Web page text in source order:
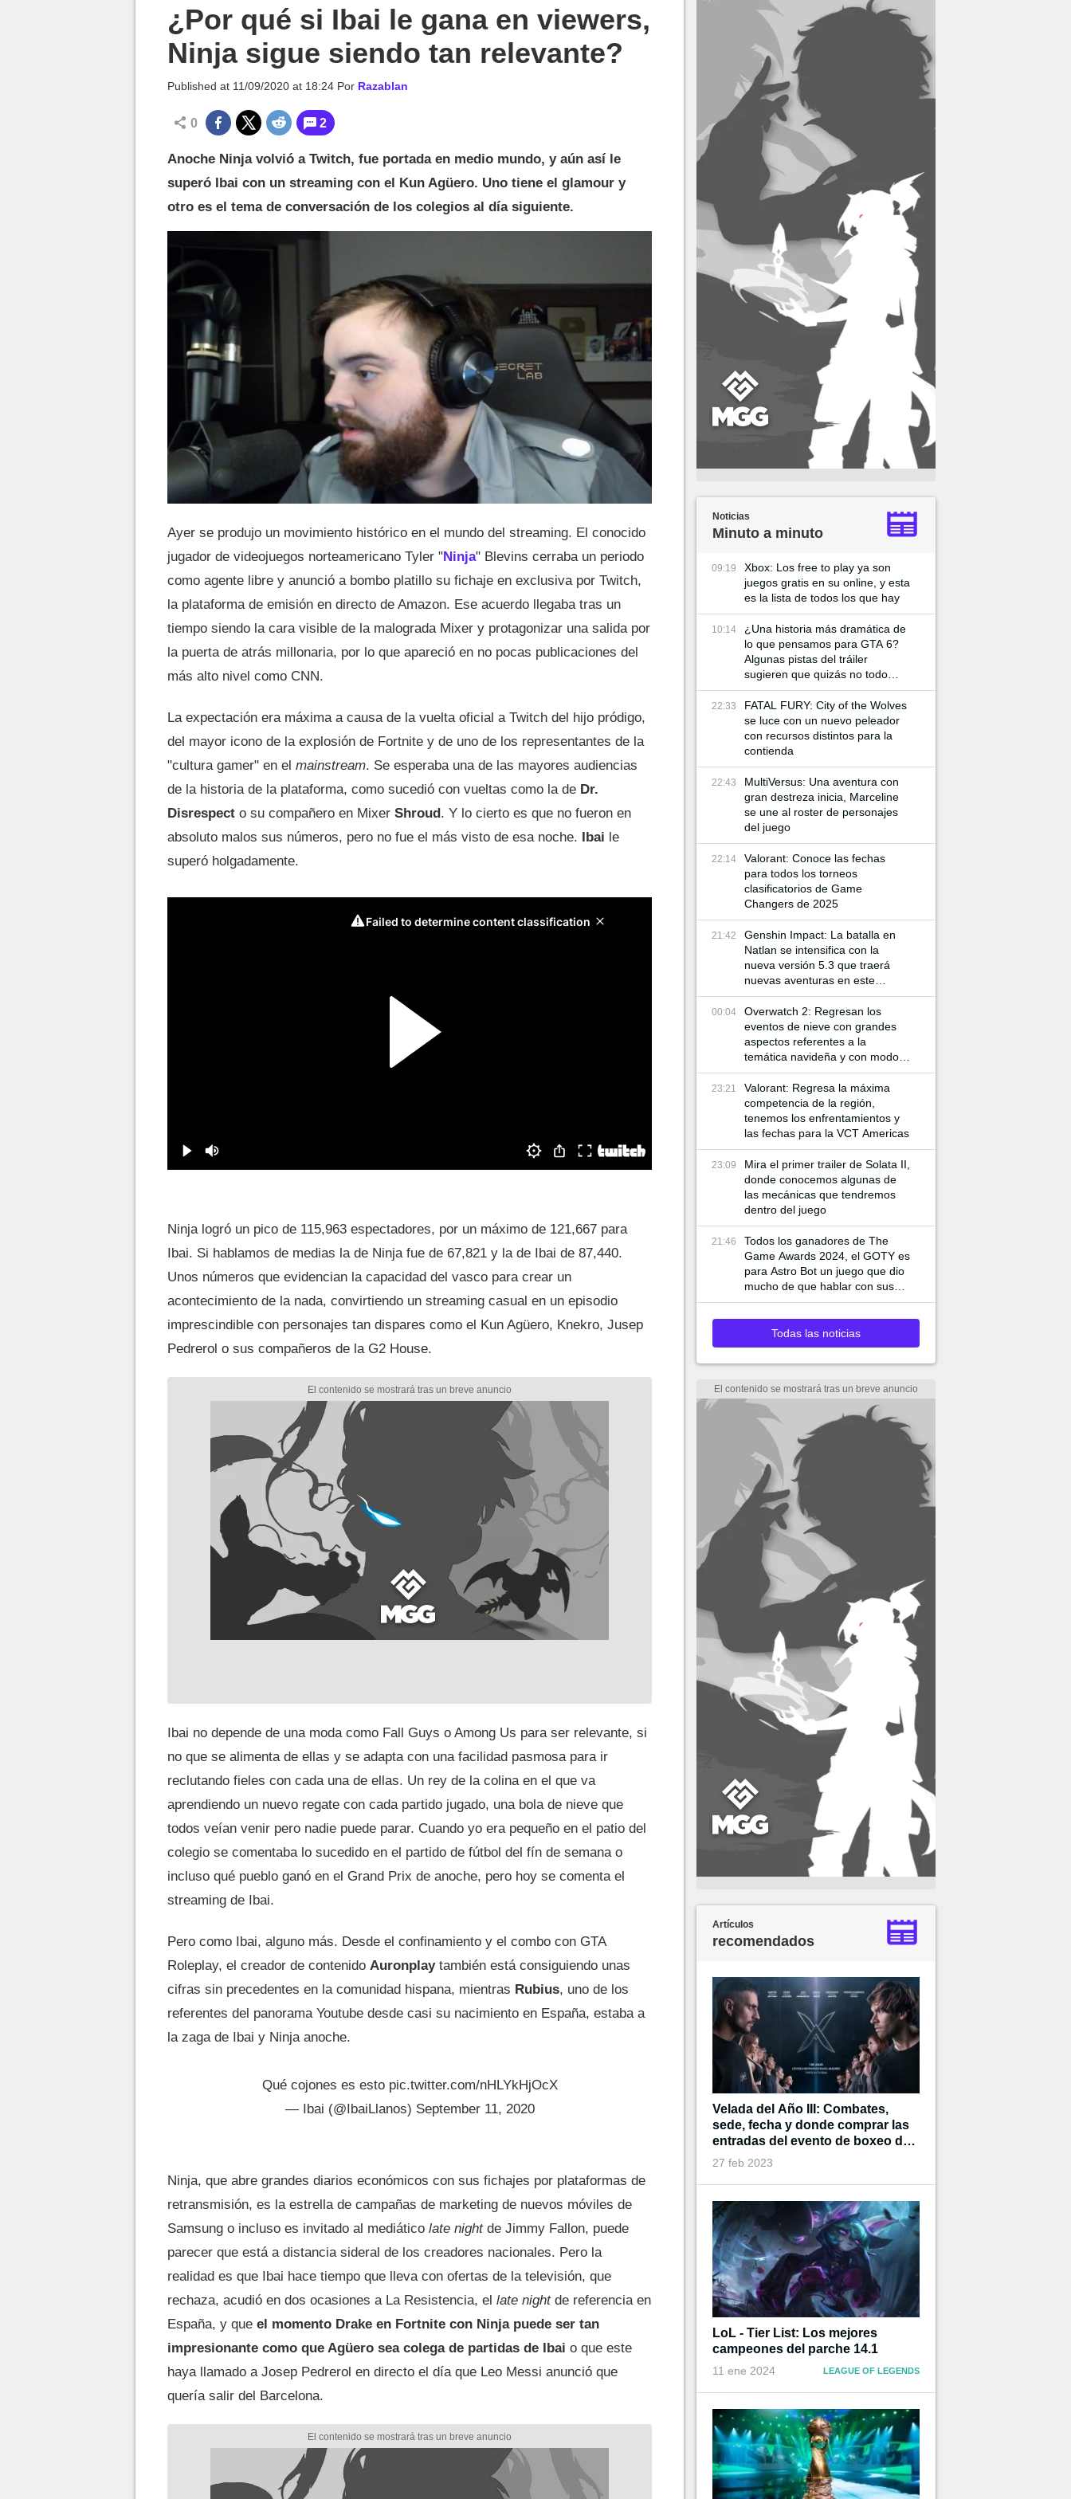
¿Por qué si Ibai le gana en viewers,
Ninja sigue siendo tan relevante?
Published at 11/09/2020 at 18:24 Por Razablan
0 2
Anoche Ninja volvió a Twitch, fue portada en medio mundo, y aún así le
superó Ibai con un streaming con el Kun Agüero. Uno tiene el glamour y
otro es el tema de conversación de los colegios al día siguiente.
Ayer se produjo un movimiento histórico en el mundo del streaming. El conocido
jugador de videojuegos norteamericano Tyler "Ninja" Blevins cerraba un periodo
como agente libre y anunció a bombo platillo su fichaje en exclusiva por Twitch,
la plataforma de emisión en directo de Amazon. Ese acuerdo llegaba tras un
tiempo siendo la cara visible de la malograda Mixer y protagonizar una salida por
la puerta de atrás millonaria, por lo que apareció en no pocas publicaciones del
más alto nivel como CNN.
La expectación era máxima a causa de la vuelta oficial a Twitch del hijo pródigo,
del mayor icono de la explosión de Fortnite y de uno de los representantes de la
"cultura gamer" en el mainstream. Se esperaba una de las mayores audiencias
de la historia de la plataforma, como sucedió con vueltas como la de Dr.
Disrespect o su compañero en Mixer Shroud. Y lo cierto es que no fueron en
absoluto malos sus números, pero no fue el más visto de esa noche. Ibai le
superó holgadamente.
Ninja logró un pico de 115,963 espectadores, por un máximo de 121,667 para
Ibai. Si hablamos de medias la de Ninja fue de 67,821 y la de Ibai de 87,440.
Unos números que evidencian la capacidad del vasco para crear un
acontecimiento de la nada, convirtiendo un streaming casual en un episodio
imprescindible con personajes tan dispares como el Kun Agüero, Knekro, Jusep
Pedrerol o sus compañeros de la G2 House.
Ibai no depende de una moda como Fall Guys o Among Us para ser relevante, si
no que se alimenta de ellas y se adapta con una facilidad pasmosa para ir
reclutando fieles con cada una de ellas. Un rey de la colina en el que va
aprendiendo un nuevo regate con cada partido jugado, una bola de nieve que
todos veían venir pero nadie puede parar. Cuando yo era pequeño en el patio del
colegio se comentaba lo sucedido en el partido de fútbol del fín de semana o
incluso qué pueblo ganó en el Grand Prix de anoche, pero hoy se comenta el
streaming de Ibai.
Pero como Ibai, alguno más. Desde el confinamiento y el combo con GTA
Roleplay, el creador de contenido Auronplaytambién está consiguiendo unas
cifras sin precedentes en la comunidad hispana, mientras Rubius, uno de los
referentes del panorama Youtube desde casi su nacimiento en España, estaba a
la zaga de Ibai y Ninja anoche.
Qué cojones es esto pic.twitter.com/nHLYkHjOcX
— Ibai (@IbaiLlanos) September 11, 2020
Ninja, que abre grandes diarios económicos con sus fichajes por plataformas de
retransmisión, es la estrella de campañas de marketing de nuevos móviles de
Samsung o incluso es invitado al mediático late nightde Jimmy Fallon, puede
parecer que está a distancia sideral de los creadores nacionales. Pero la
realidad es que Ibai hace tiempo que lleva con ofertas de la televisión, que
rechaza, acudió en dos ocasiones a La Resistencia, el late nightde referencia en
España, y que el momento Drake en Fortnite con Ninja puede ser tan
impresionante como que Agüero sea colega de partidas de Ibai o que este
haya llamado a Josep Pedrerol en directo el día que Leo Messi anunció que
quería salir del Barcelona.
Noticias
Minuto a minuto
09:19
Xbox: Los free to play ya son
juegos gratis en su online, y esta
es la lista de todos los que hay
10:14
¿Una historia más dramática de
lo que pensamos para GTA 6?
Algunas pistas del tráiler
sugieren que quizás no todo
vaya tan bien entre Lucía y su
pareja
22:33
FATAL FURY: City of the Wolves
se luce con un nuevo peleador
con recursos distintos para la
contienda
22:43
MultiVersus: Una aventura con
gran destreza inicia, Marceline
se une al roster de personajes
del juego
22:14
Valorant: Conoce las fechas
para todos los torneos
clasificatorios de Game
Changers de 2025
21:42
Genshin Impact: La batalla en
Natlan se intensifica con la
nueva versión 5.3 que traerá
nuevas aventuras en este
mundo
00:04
Overwatch 2: Regresan los
eventos de nieve con grandes
aspectos referentes a la
temática navideña y con modos
de juego especiales
23:21
Valorant: Regresa la máxima
competencia de la región,
tenemos los enfrentamientos y
las fechas para la VCT Americas
23:09
Mira el primer trailer de Solata II,
donde conocemos algunas de
las mecánicas que tendremos
dentro del juego
21:46
Todos los ganadores de The
Game Awards 2024, el GOTY es
para Astro Bot un juego que dio
mucho de que hablar con sus
mecánicas
Todas las noticias
Artículos
recomendados
Velada del Año III: Combates,
sede, fecha y donde comprar las
entradas del evento de boxeo de
Ibai
27 feb 2023
LoL - Tier List: Los mejores
campeones del parche 14.1
11 ene 2024 LEAGUE OF LEGENDS